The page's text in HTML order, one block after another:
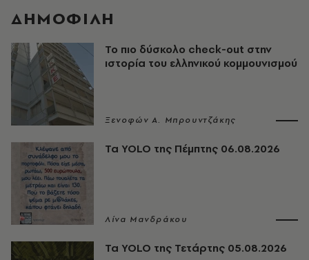
ΔΗΜΟΦΙΛΗ
Το πιο δύσκολο check-out στην
ιστορία του ελληνικού κομμουνισμού
Ξενοφών Α. Μπρουντζάκης
Τα YOLO της Πέμπτης 06.08.2026
Λίνα Μανδράκου
Τα YOLO της Τετάρτης 05.08.2026